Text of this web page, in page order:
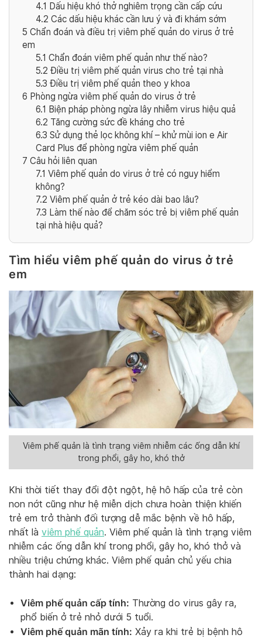
4.1 Dấu hiệu khó thở nghiêm trọng cần cấp cứu
4.2 Các dấu hiệu khác cần lưu ý và đi khám sớm
5 Chẩn đoán và điều trị viêm phế quản do virus ở trẻ
em
5.1 Chẩn đoán viêm phế quản như thế nào?
5.2 Điều trị viêm phế quản virus cho trẻ tại nhà
5.3 Điều trị viêm phế quản theo y khoa
6 Phòng ngừa viêm phế quản do virus ở trẻ
6.1 Biện pháp phòng ngừa lây nhiễm virus hiệu quả
6.2 Tăng cường sức đề kháng cho trẻ
6.3 Sử dụng thẻ lọc không khí – khử mùi ion e Air
Card Plus để phòng ngừa viêm phế quản
7 Câu hỏi liên quan
7.1 Viêm phế quản do virus ở trẻ có nguy hiểm
không?
7.2 Viêm phế quản ở trẻ kéo dài bao lâu?
7.3 Làm thế nào để chăm sóc trẻ bị viêm phế quản
tại nhà hiệu quả?
Tìm hiểu viêm phế quản do virus ở trẻ
em
Viêm phế quản là tình trạng viêm nhiễm các ống dẫn khí
trong phổi, gây ho, khó thở
Khi thời tiết thay đổi đột ngột, hệ hô hấp của trẻ còn
non nớt cũng như hệ miễn dịch chưa hoàn thiện khiến
trẻ em trở thành đối tượng dễ mắc bệnh về hô hấp,
nhất là viêm phế quản. Viêm phế quản là tình trạng viêm
nhiễm các ống dẫn khí trong phổi, gây ho, khó thở và
nhiều triệu chứng khác. Viêm phế quản chủ yếu chia
thành hai dạng:
Viêm phế quản cấp tính: Thường do virus gây ra,
phổ biến ở trẻ nhỏ dưới 5 tuổi.
Viêm phế quản mãn tính: Xảy ra khi trẻ bị bệnh hô